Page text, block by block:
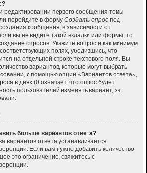
редактировании первого сообщения темы
перейдите в форму Создать опрос под
сообщения, в зависимости от
вы не видите такой вкладки или формы, то
опросов. Укажите вопрос и как минимум
полях, убедившись, что
на отдельной строке текстового поля. Вы
вариантов, которые могут выбрать
с помощью опции «Вариантов ответа»,
в днях (0 означает, что опрос будет
пользователей изменять вариант, за
больше вариантов ответа?
вариантов ответа устанавливается
Если вам нужно добавить количество
это ограничение, свяжитесь с